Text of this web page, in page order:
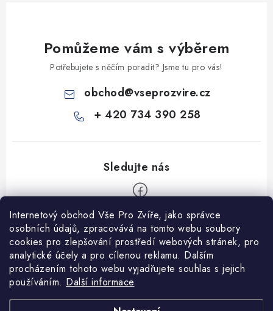
Internetový obchod Vše Pro Zvíře, jako správce
osobních údajů, zpracovává na tomto webu soubory
cookies pro zlepšování prostředí webových stránek, pro
analytické účely a pro cílenou reklamu. Dalším
procházením tohoto webu vyjadřujete souhlas s jejich
používáním. Další informace
Pomůžeme vám s výběrem
Potřebujete s něčím poradit? Jsme tu pro vás!
obchod@vseprozvire.cz
+ 420 734 390 258
Informace pro Vás
Ceník dopravy
Kontakty